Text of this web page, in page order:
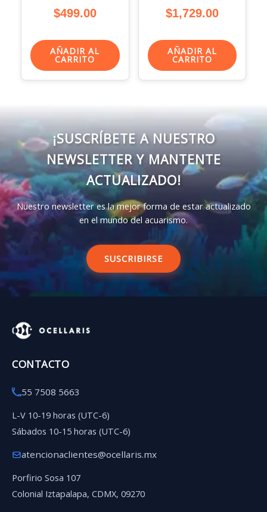
$499.00
AÑADIR AL
CARRITO
$1,729.00
AÑADIR AL
CARRITO
¡SUSCRÍBETE A NUESTRO
NEWSLETTER Y MANTENTE
ACTUALIZADO!
Nuestro newsletter es la mejor forma de estar actualizado
en el mundo del acuarismo.
SUSCRIBIRSE
CONTACTO
55 7508 5663
L-V 10-19 horas (UTC-6)
Sábados 10-15 horas (UTC-6)
atencionaclientes@ocellaris.mx
Porfirio Sosa 107
Colonial Iztapalapa, CDMX, 09270